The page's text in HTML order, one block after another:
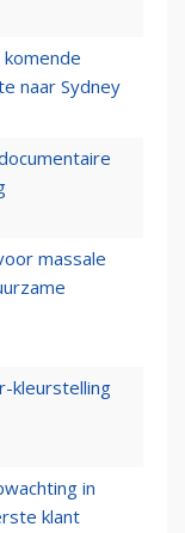
naar Sydney
massale
kleurstelling
in
klant